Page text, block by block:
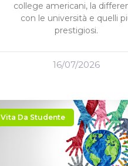
college americani, la
con le università e quelli
prestigiosi.
16/07/2026
Vita Da Studente